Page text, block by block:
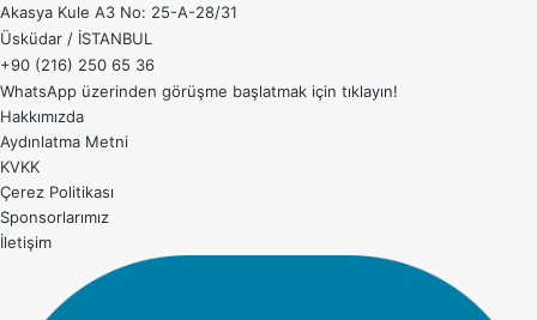
Akasya Kule A3 No: 25-A-28/31
Üsküdar / İSTANBUL
+90 (216) 250 65 36
WhatsApp üzerinden görüşme başlatmak için tıklayın!
Hakkımızda
Aydınlatma Metni
KVKK
Çerez Politikası
Sponsorlarımız
İletişim